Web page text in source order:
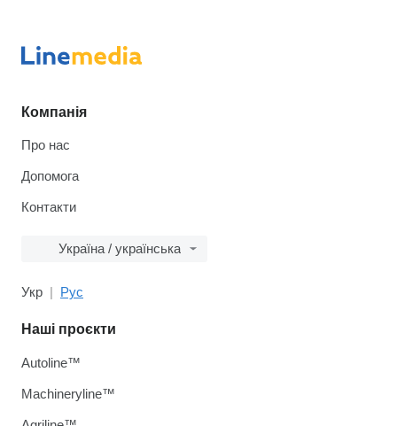
Компанія
Про нас
Допомога
Контакти
Україна / українська
Укр Рус
Наші проєкти
Autoline™
Machineryline™